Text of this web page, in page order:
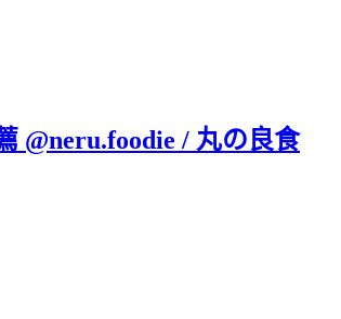
@neru.foodie / 丸の良食